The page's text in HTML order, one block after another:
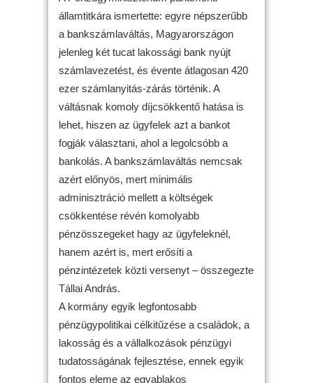
államtitkára ismertette: egyre népszerűbb
a bankszámlaváltás, Magyarországon
jelenleg két tucat lakossági bank nyújt
számlavezetést, és évente átlagosan 420
ezer számlanyitás-zárás történik. A
váltásnak komoly díjcsökkentő hatása is
lehet, hiszen az ügyfelek azt a bankot
fogják választani, ahol a legolcsóbb a
bankolás. A bankszámlaváltás nemcsak
azért előnyös, mert minimális
adminisztráció mellett a költségek
csökkentése révén komolyabb
pénzösszegeket hagy az ügyfeleknél,
hanem azért is, mert erősíti a
pénzintézetek közti versenyt – összegezte
Tállai András.
A kormány egyik legfontosabb
pénzügypolitikai célkitűzése a családok, a
lakosság és a vállalkozások pénzügyi
tudatosságának fejlesztése, ennek egyik
fontos eleme az egyablakos